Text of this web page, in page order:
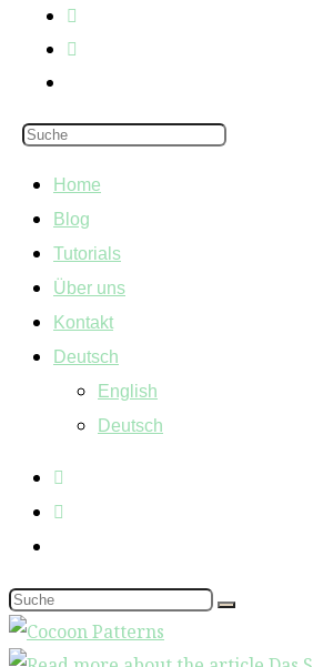
Home
Blog
Tutorials
Über uns
Kontakt
Deutsch
English
Deutsch